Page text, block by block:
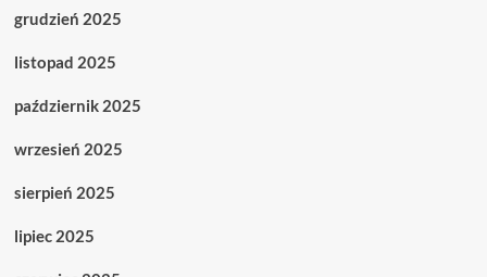
grudzień 2025
listopad 2025
październik 2025
wrzesień 2025
sierpień 2025
lipiec 2025